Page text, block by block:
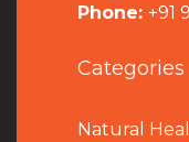
Phone: +91
Categories
Natural